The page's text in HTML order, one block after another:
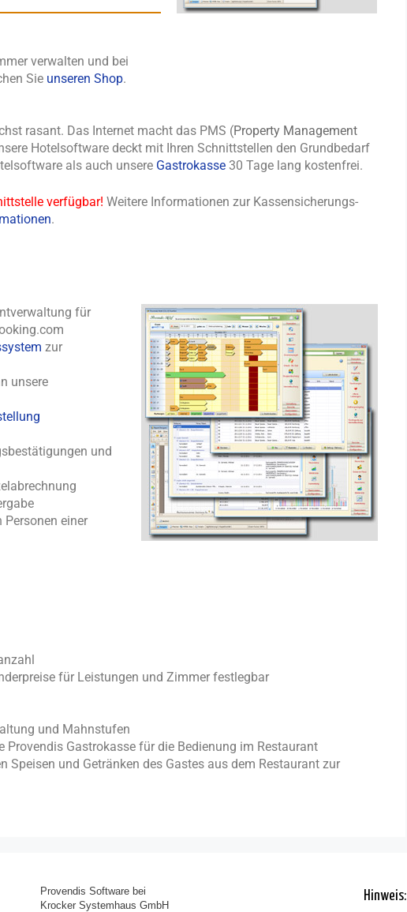
verwalten und bei
Sie unseren Shop.
rasant. Das Internet macht das PMS (Property Management
Hotelsoftware deckt mit Ihren Schnittstellen den Grundbedarf
als auch unsere Gastrokasse 30 Tage lang kostenfrei.
verfügbar! Weitere Informationen zur Kassensicherungs-
.
für
zur
unsere
und
Personen einer
für Leistungen und Zimmer festlegbar
und Mahnstufen
Provendis Gastrokasse für die Bedienung im Restaurant
Speisen und Getränken des Gastes aus dem Restaurant zur
Provendis Software bei
Krocker Systemhaus GmbH
Hinweis: